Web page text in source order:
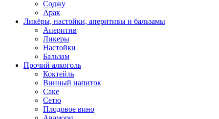
Соджу
Арак
Ликёры, настойки, аперитивы и бальзамы
Аперитив
Ликеры
Настойки
Бальзам
Прочий алкоголь
Коктейль
Винный напиток
Саке
Сетю
Плодовое вино